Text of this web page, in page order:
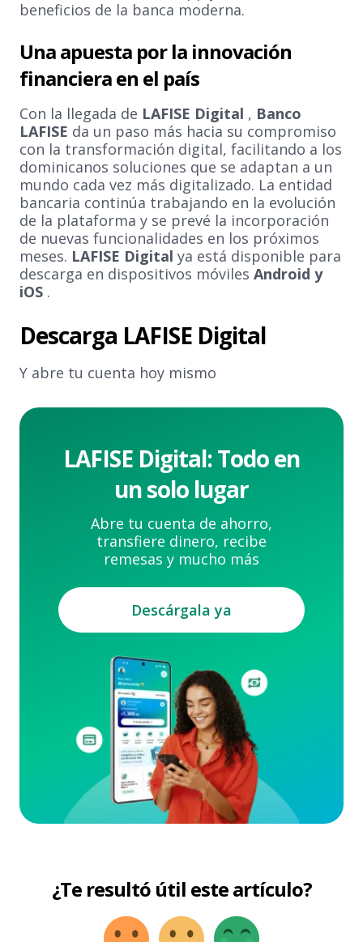
beneficios de la banca moderna.
Una apuesta por la innovación
financiera en el país
Con la llegada de LAFISE Digital , Banco
LAFISE da un paso más hacia su compromiso
con la transformación digital, facilitando a los
dominicanos soluciones que se adaptan a un
mundo cada vez más digitalizado. La entidad
bancaria continúa trabajando en la evolución
de la plataforma y se prevé la incorporación
de nuevas funcionalidades en los próximos
meses. LAFISE Digital ya está disponible para
descarga en dispositivos móviles Android y
iOS .
Descarga LAFISE Digital
Y abre tu cuenta hoy mismo
LAFISE Digital: Todo en
un solo lugar
Abre tu cuenta de ahorro,
transfiere dinero, recibe
remesas y mucho más
Descárgala ya
¿Te resultó útil este artículo?